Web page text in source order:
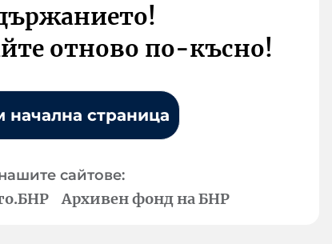
отново по-късно!
начална страница
сайтове:
Архивен фонд на БНР